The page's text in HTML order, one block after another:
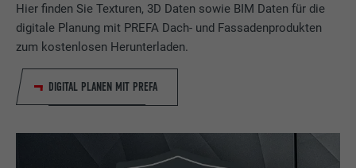
Hier finden Sie Texturen, 3D Daten sowie BIM Daten für die
digitale Planung mit PREFA Dach- und Fassadenprodukten
zum kostenlosen Herunterladen.
DIGITAL PLANEN MIT PREFA